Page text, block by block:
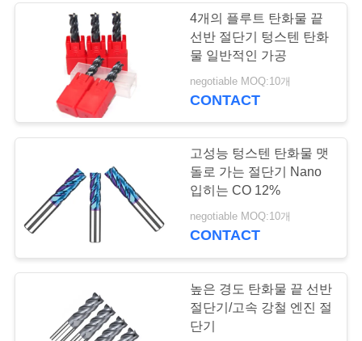
단일 플 룻 엔드 밀
10
실 선반 절단기
4개의 플루트 탄화물 끝
선반 절단기 텅스텐 탄화
물 일반적인 가공
negotiable MOQ:10개
CONTACT
고성능 텅스텐 탄화물 맷
돌로 가는 절단기 Nano
입히는 CO 12%
negotiable MOQ:10개
CONTACT
높은 경도 탄화물 끝 선반
절단기/고속 강철 엔진 절
단기